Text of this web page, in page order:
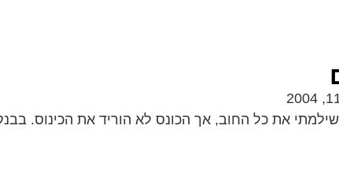
את כל החוב, אך הכונס לא הוריד את הכינוס.